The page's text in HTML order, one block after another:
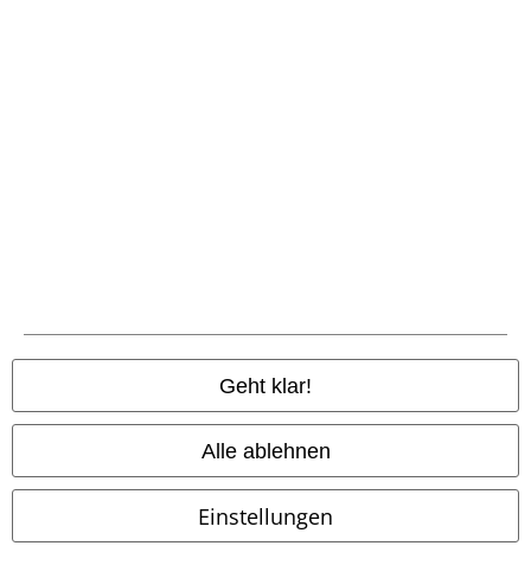
Geht klar!
Alle ablehnen
Einstellungen